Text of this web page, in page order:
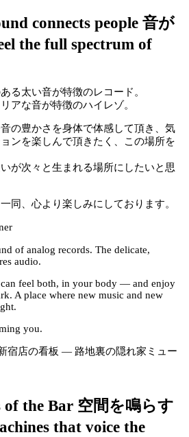
connects people 音が
the full spectrum of
る太い音が特徴のレコード。
アな音が特徴のハイレゾ。
の豊かさを身体で体感して頂き、気
ンを楽しんで頂きたく、この場所を
が次々と生まれる場所にしたいと思
同、心より楽しみにしております。
of analog records. The delicate,
audio.
feel both, in your body — and enjoy
A place where new music and new
you.
of the Bar 空間を鳴らす
that voice the